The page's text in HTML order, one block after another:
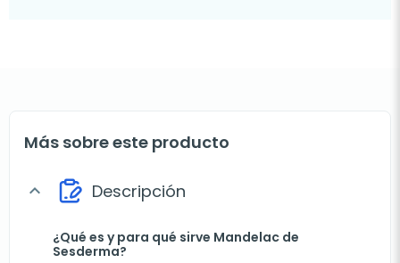
Más sobre este producto
expand_more Descripción
¿Qué es y para qué sirve Mandelac de
Sesderma?